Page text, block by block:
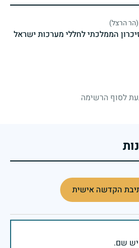
הרצל)
הממלכתי לחללי מערכות ישראל
לסוף הרשימה
הקדשה אישית